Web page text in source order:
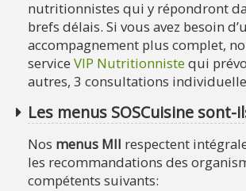
nutritionnistes qui y répondront
brefs délais. Si vous avez besoin
accompagnement plus complet,
service VIP Nutritionnistequi
autres, 3 consultations
Les menus SOSCuisine sont-
Nos menus MII respectent
les recommandations des
compétents suivants: